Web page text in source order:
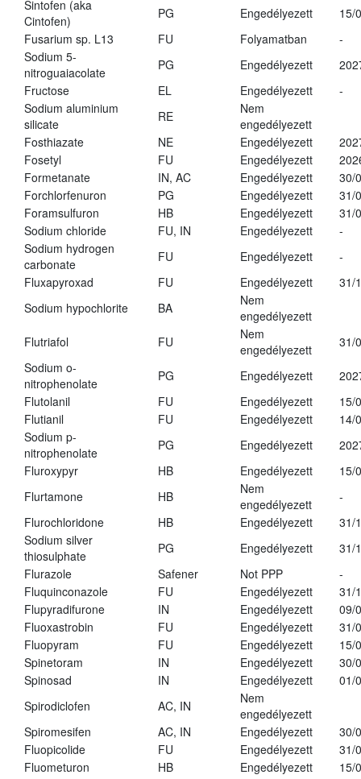
Sintofen (aka
Cintofen)
PG Engedélyezett
15/
Fusarium sp. L13
FU Folyamatban
-
Sodium 5-
nitroguaiacolate
PG Engedélyezett
Fructose
EL Engedélyezett
-
Sodium aluminium
silicate
RE
Nem
engedélyezett
Fosthiazate
NE Engedélyezett
Fosetyl
FU Engedélyezett
Formetanate
IN, AC Engedélyezett
30/
Forchlorfenuron
PG Engedélyezett
31/
Foramsulfuron
HB Engedélyezett
31/
Sodium chloride
FU, IN Engedélyezett
-
Sodium hydrogen
carbonate
FU Engedélyezett
-
Fluxapyroxad
FU Engedélyezett
31/
Sodium hypochlorite
BA
Nem
engedélyezett
Flutriafol
FU
Nem
engedélyezett
31/
Sodium o-
nitrophenolate
PG Engedélyezett
Flutolanil
FU Engedélyezett
15/
Flutianil
FU Engedélyezett
14/
Sodium p-
nitrophenolate
PG Engedélyezett
Fluroxypyr
HB Engedélyezett
15/
Flurtamone
HB
Nem
engedélyezett
-
Flurochloridone
HB Engedélyezett
31/
Sodium silver
thiosulphate
PG Engedélyezett
31/
Flurazole
Safener Not PPP
-
Fluquinconazole
FU Engedélyezett
31/
Flupyradifurone
IN Engedélyezett
09/
Fluoxastrobin
FU Engedélyezett
31/
Fluopyram
FU Engedélyezett
15/
Spinetoram
IN Engedélyezett
30/
Spinosad
IN Engedélyezett
01/
Spirodiclofen
AC, IN
Nem
engedélyezett
Spiromesifen
AC, IN Engedélyezett
30/
Fluopicolide
FU Engedélyezett
31/
Fluometuron
HB Engedélyezett
15/